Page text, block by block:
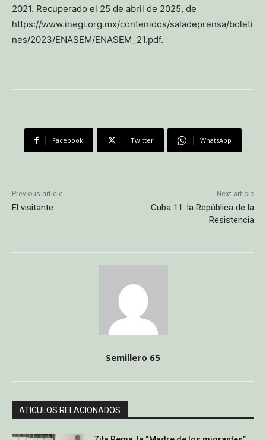
2021. Recuperado el 25 de abril de 2025, de
https://www.inegi.org.mx/contenidos/saladeprensa/boleti
nes/2023/ENASEM/ENASEM_21.pdf.
Facebook Twitter WhatsApp
Previous article
El visitante
Next article
Cuba 11: la República de la
Resistencia
Semillero 65
ATICULOS RELACIONADOS